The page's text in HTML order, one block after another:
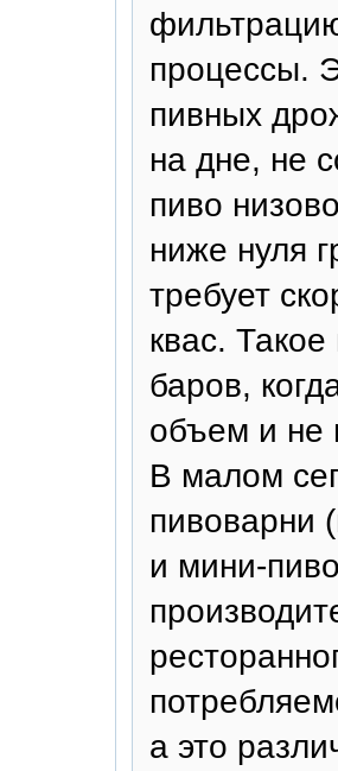
процессы.
пивных
на дне, не
пиво
ниже нуля
требует
квас.
баров,
объем и не
В малом
пивоварни
и мини-
а это